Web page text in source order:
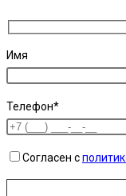
Имя
Телефон*
Согласен с